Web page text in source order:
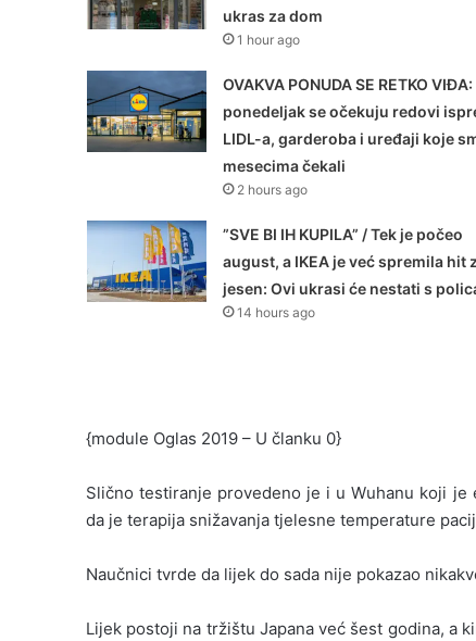
ukras za dom
1 hour ago
OVAKVA PONUDA SE RETKO VIĐA:
ponedeljak se očekuju redovi
LIDL-a, garderoba i uređaji koje
mesecima čekali
2 hours ago
”SVE BI IH KUPILA” / Tek je počeo
august, a IKEA je već spremila hit
jesen: Ovi ukrasi će nestati s
14 hours ago
{module Oglas 2019 – U članku 0}
Slično testiranje provedeno je i u Wuhanu koji
da je terapija snižavanja tjelesne temperature
Naučnici tvrde da lijek do sada nije pokazao
Lijek postoji na tržištu Japana već šest godina, a